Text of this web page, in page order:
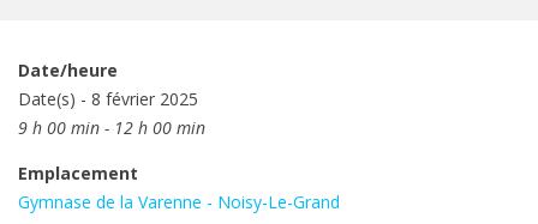
Date/heure
Date(s) - 8 février 2025
9 h 00 min - 12 h 00 min
Emplacement
Gymnase de la Varenne - Noisy-Le-Grand